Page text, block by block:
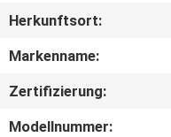
FABRIK-
AUSFLUG
Herkunftsort:
Markenname:
Zertifizierung:
Modellnummer: